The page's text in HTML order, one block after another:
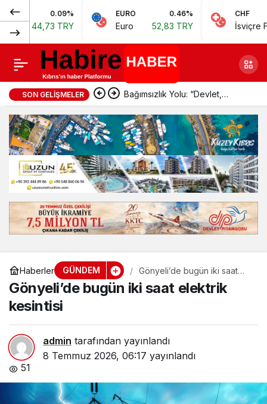
0.09%
TRY
EURO 0.46%
52,83 TRY İsviçre Frangı
SON GELIŞMELER Bağımsızlık Yolu: “Devlet,
önleyici ve koruyucu
sorumluluklarını yerine
getirmeli”
Haberler GÜNDEM
Gönyeli’de bugün iki saat
elektrik kesintisi
Gönyeli’de bugün iki saat elektrik
kesintisi
admin tarafından yayınlandı
8 Temmuz 2026, 06:17 yayınlandı
51
Vatandaşlık bekleyen
Kıbrıslı Türklere
büyük tuzak
(100%)
Paylaş